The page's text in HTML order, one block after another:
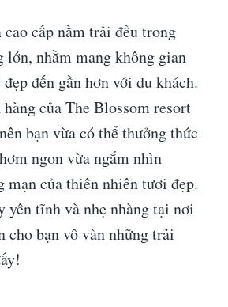
cấp nằm trải đều trong
lớn, nhằm mang không gian
đến gần hơn với du khách.
của The Blossom resort
bạn vừa có thể thưởng thức
ngon vừa ngắm nhìn
mạn của thiên nhiên tươi đẹp.
yên tĩnh và nhẹ nhàng tại nơi
cho bạn vô vàn những trải